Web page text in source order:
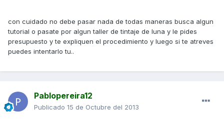
con cuidado no debe pasar nada de todas maneras busca algun
tutorial o pasate por algun taller de tintaje de luna y le pides
presupuesto y te expliquen el procedimiento y luego si te atreves
puedes intentarlo tu..
Pablopereira12
Publicado 15 de Octubre del 2013